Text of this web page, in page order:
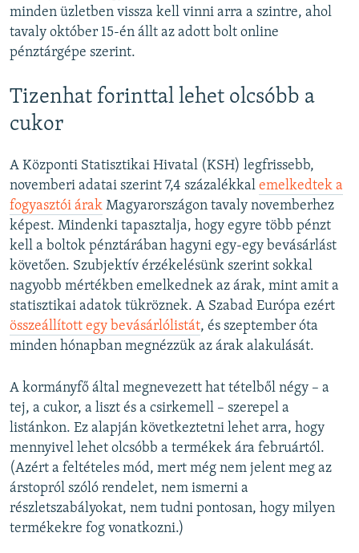
minden üzletben vissza kell vinni arra a szintre, ahol
tavaly október 15-én állt az adott bolt online
pénztárgépe szerint.
Tizenhat forinttal lehet olcsóbb a
cukor
A Központi Statisztikai Hivatal (KSH) legfrissebb,
novemberi adatai szerint 7,4 százalékkal emelkedtek a
fogyasztói árak Magyarországon tavaly novemberhez
képest. Mindenki tapasztalja, hogy egyre több pénzt
kell a boltok pénztárában hagyni egy-egy bevásárlást
követően. Szubjektív érzékelésünk szerint sokkal
nagyobb mértékben emelkednek az árak, mint amit a
statisztikai adatok tükröznek. A Szabad Európa ezért
összeállított egy bevásárlólistát, és szeptember óta
minden hónapban megnézzük az árak alakulását.
A kormányfő által megnevezett hat tételből négy – a
tej, a cukor, a liszt és a csirkemell – szerepel a
listánkon. Ez alapján következtetni lehet arra, hogy
mennyivel lehet olcsóbb a termékek ára februártól.
(Azért a feltételes mód, mert még nem jelent meg az
árstopról szóló rendelet, nem ismerni a
részletszabályokat, nem tudni pontosan, hogy milyen
termékekre fog vonatkozni.)